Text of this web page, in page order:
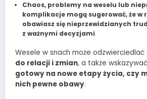
Chaos, problemy na weselu lub
komplikacje mogą sugerować, że w
obawiasz się nieprzewidzianych
z ważnymi decyzjami.
Wesele w snach może odzwierciedlać
do relacji i zmian, a także
gotowy na nowe etapy życia, czy
nich pewne obawy.